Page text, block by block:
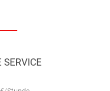
SERVICE